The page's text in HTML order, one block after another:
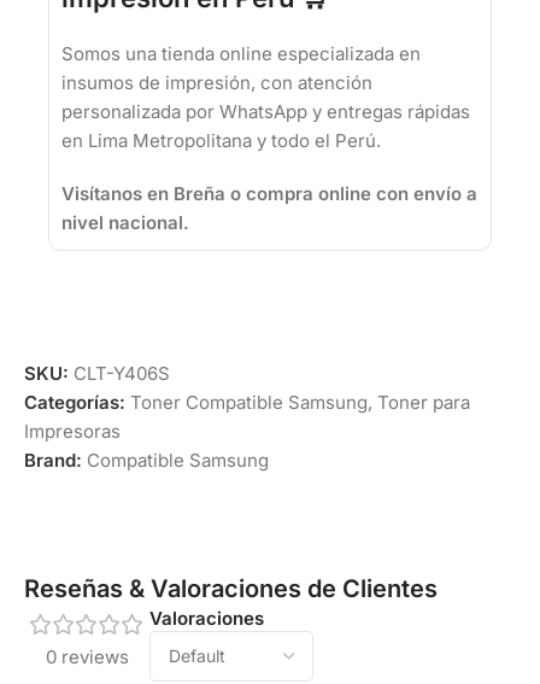
Somos una tienda online especializada en
insumos de impresión, con atención
personalizada por WhatsApp y entregas rápidas
en Lima Metropolitana y todo el Perú.
Visítanos en Breña o compra online con envío a
nivel nacional.
SKU: CLT-Y406S
Categorías: Toner Compatible Samsung, Toner para
Impresoras
Brand: Compatible Samsung
Reseñas & Valoraciones de Clientes
0 reviews
Valoraciones